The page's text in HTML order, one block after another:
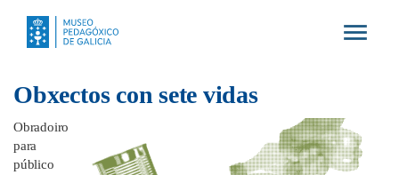
Toggle
Obxectos con sete vidas
Obradoiro
para
público